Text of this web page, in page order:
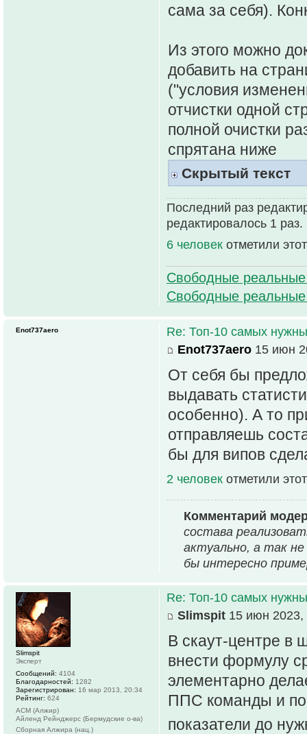
сама за себя).
Из этого можно
добавить на
("условия
отчистки одной
полной очистки
спрятана ниже
Скрытый текст
Последний раз
редактировалось 1 раз.
6 человек отметили
Свободные
Свободные
Re: Топ-10 самых
Enot737aero 15 июн
От себя бы
выдавать
особенно). А то
отправляешь
бы для випов
2 человек отметили
Комментарий
состава
актуально, а так
бы интересно
Enot737aero
Re: Топ-10 самых
Slimspit 15 июн 2023,
В скаут-центре в
внести формулу
элементарно
ППС команды и
показатели до
Slimspit
Эксперт
Сообщений: 4104
Благодарностей: 1282
Зарегистрирован: 16 мар 2013, 20:34
Рейтинг: 624
АСМ (Алжир)
Айленд Рейнджерс (Бермудские о-ва)
Сборная Алжира (нац.)